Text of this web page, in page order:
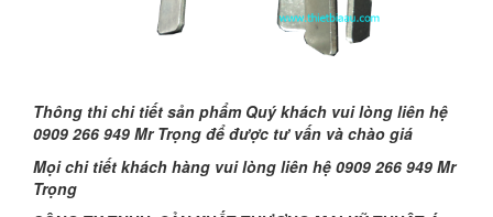
Thông thi chi tiết sản phẩm Quý khách vui lòng liên hệ
0909 266 949 Mr Trọng để được tư vấn và chào giá
Mọi chi tiết khách hàng vui lòng liên hệ 0909 266 949 Mr
Trọng